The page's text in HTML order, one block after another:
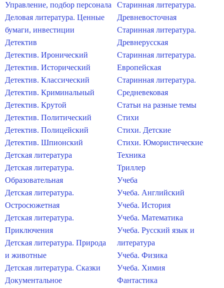
Управление, подбор персонала
Деловая литература. Ценные
бумаги, инвестиции
Детектив
Детектив. Иронический
Детектив. Исторический
Детектив. Классический
Детектив. Криминальный
Детектив. Крутой
Детектив. Политический
Детектив. Полицейский
Детектив. Шпионский
Детская литература
Детская литература.
Образовательная
Детская литература.
Остросюжетная
Детская литература.
Приключения
Детская литература. Природа
и животные
Детская литература. Сказки
Документальное
Старинная литература.
Древневосточная
Старинная литература.
Древнерусская
Старинная литература.
Европейская
Старинная литература.
Средневековая
Статьи на разные темы
Стихи
Стихи. Детские
Стихи. Юмористические
Техника
Триллер
Учеба
Учеба. Английский
Учеба. История
Учеба. Математика
Учеба. Русский язык и
литература
Учеба. Физика
Учеба. Химия
Фантастика